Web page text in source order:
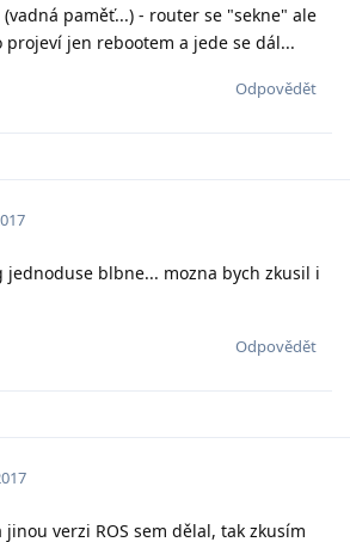
paměť...) - router se "sekne" ale
jen rebootem a jede se dál...
Odpovědět
jednoduse blbne... mozna bych zkusil i
Odpovědět
verzi ROS sem dělal, tak zkusím